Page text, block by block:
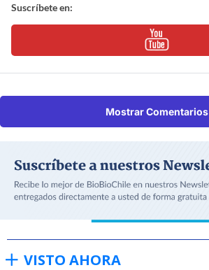
Suscríbete en:
Mostrar Comentarios
VISTO AHORA